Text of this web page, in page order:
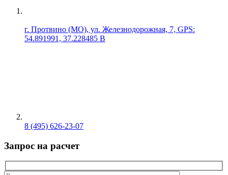
г. Протвино (МО), ул. Железнодорожная, 7, GPS:
54.891991, 37.228485 В
8 (495) 626-23-07
Запрос на расчет